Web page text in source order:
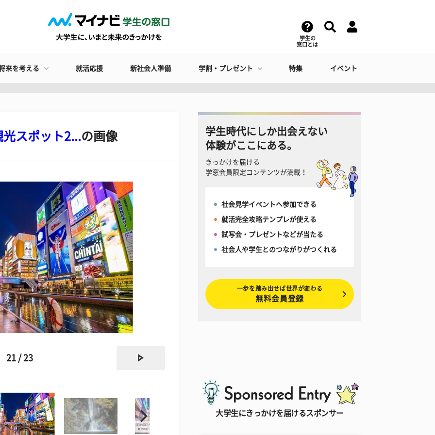
学生の
窓口とは
来を考える 就活応援 新社会人準備 学割・プレゼント 特集 イベント
スポット2...の画像
21 / 23
学生時代にしか出会えない
体験がここにある。
きっかけを届ける
学窓会員限定コンテンツが満載！
社会見学イベントへ参加できる
就活完全攻略テンプレが使える
試写会・プレゼントなどが当たる
社会人や学生とのつながりがつくれる
一歩を踏み出せば世界が変わる
無料会員登録
大学生にきっかけを届けるスポンサー